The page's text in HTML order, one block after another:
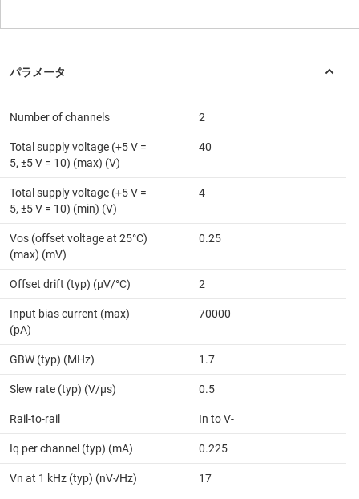
Number of channels 2
Total supply voltage (+5 V =
5, ±5 V = 10) (max) (V)
40
Total supply voltage (+5 V =
5, ±5 V = 10) (min) (V)
4
Vos (offset voltage at 25°C)
(max) (mV)
0.25
Offset drift (typ) (µV/°C) 2
Input bias current (max)
(pA)
70000
GBW (typ) (MHz) 1.7
Slew rate (typ) (V/µs) 0.5
Rail-to-rail In to V-
Iq per channel (typ) (mA) 0.225
Vn at 1 kHz (typ) (nV√Hz) 17